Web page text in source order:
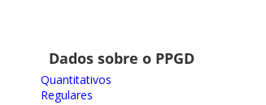
Dados sobre o PPGD
Quantitativos
Regulares